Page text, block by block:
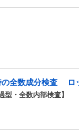
の全数成分検査 ロ
・全数内部検査】